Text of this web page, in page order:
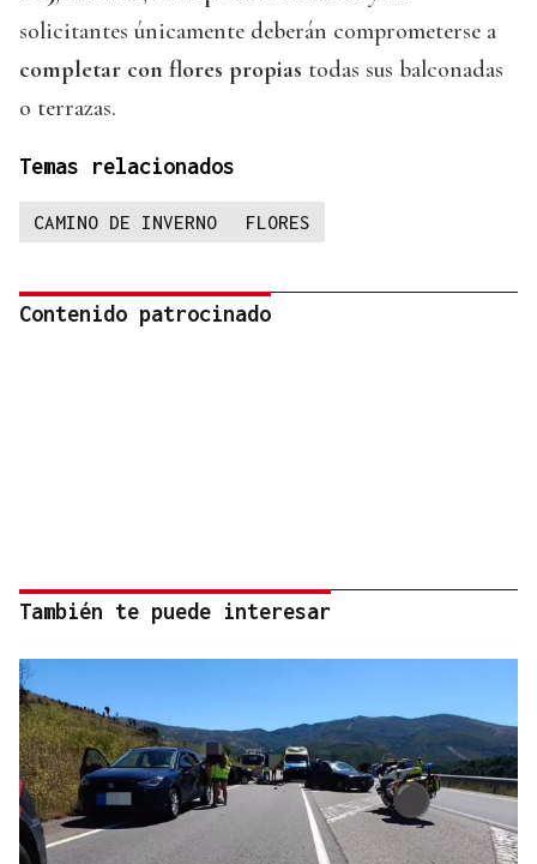
solicitantes únicamente deberán comprometerse a
completar con flores propias todas sus balconadas
o terrazas.
Temas relacionados
CAMINO DE INVERNO FLORES
Contenido patrocinado
También te puede interesar